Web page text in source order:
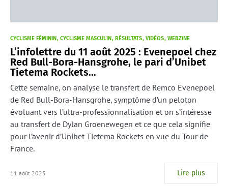
CYCLISME FÉMININ CYCLISME MASCULIN RÉSULTATS VIDÉOS WEBZINE
L’infolettre du 11 août 2025 : Evenepoel chez
Red Bull-Bora-Hansgrohe, le pari d’Unibet
Tietema Rockets…
Cette semaine, on analyse le transfert de Remco Evenepoel
de Red Bull-Bora-Hansgrohe, symptôme d’un peloton
évoluant vers l’ultra-professionnalisation et on s’intéresse
au transfert de Dylan Groenewegen et ce que cela signifie
pour l’avenir d’Unibet Tietema Rockets en vue du Tour de
France.
11 août 2025 Lire plus